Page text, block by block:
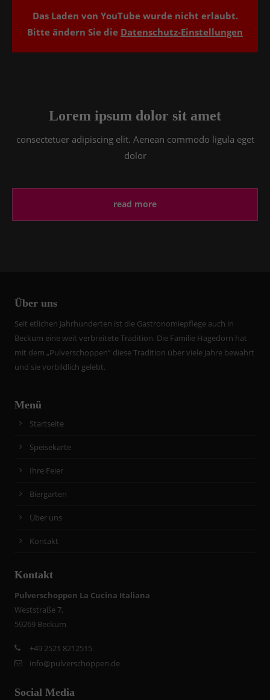
parturient montes, nascetur ridiculus mus. Donec
quam felis, ultricies nec.
Das Laden von YouTube wurde nicht erlaubt.
Bitte ändern Sie die Datenschutz-Einstellungen
Lorem ipsum dolor sit amet
consectetuer adipiscing elit. Aenean commodo ligula eget
dolor
read more
Über uns
Seit etlichen Jahrhunderten ist die Gastronomiepflege auch in
Beckum eine weit verbreitete Tradition. Die Familie Hagedorn hat
mit dem „Pulverschoppen“ diese Tradition über viele Jahre bewahrt
und sie vorbildlich gelebt.
Menü
Startseite
Speisekarte
Ihre Feier
Biergarten
Über uns
Kontakt
Kontakt
Pulverschoppen La Cucina Italiana
Weststraße 7,
59269 Beckum
+49 2521 8212515
info@pulverschoppen.de
Social Media